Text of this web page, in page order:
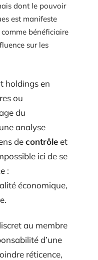
dont le pouvoir
est manifeste
bénéficiaire
sur les
holdings en
ou
du
analyse
decontrôleet
ici de se
:
économique,
au membre
d’une
réticence,